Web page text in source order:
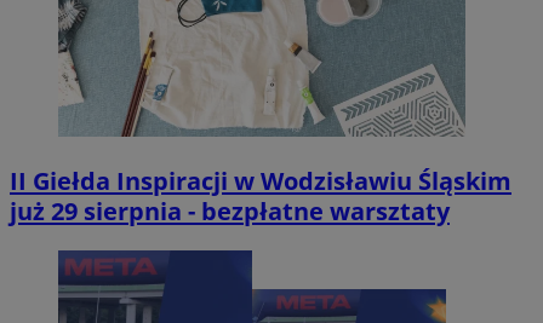
II Giełda Inspiracji w Wodzisławiu Śląskim
już 29 sierpnia - bezpłatne warsztaty